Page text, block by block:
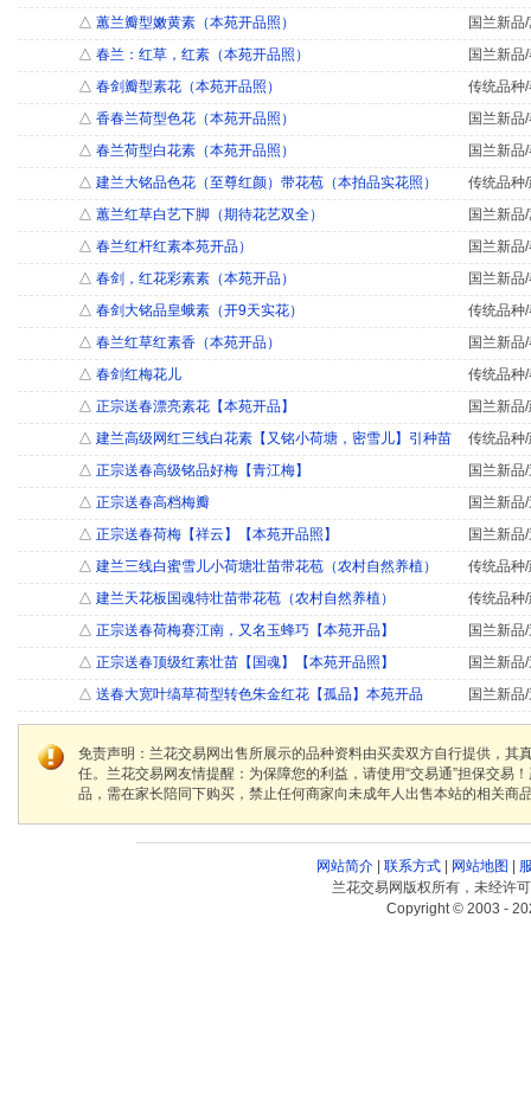
△ 蕙兰瓣型嫩黄素（本苑开品照）
国兰新品
△ 春兰：红草，红素（本苑开品照）
国兰新品
△ 春剑瓣型素花（本苑开品照）
传统品种
△ 香春兰荷型色花（本苑开品照）
国兰新品
△ 春兰荷型白花素（本苑开品照）
国兰新品
△ 建兰大铭品色花（至尊红颜）带花苞（本拍品实花照）
传统品种
△ 蕙兰红草白艺下脚（期待花艺双全）
国兰新品
△ 春兰红杆红素本苑开品）
国兰新品
△ 春剑，红花彩素素（本苑开品）
国兰新品
△ 春剑大铭品皇蛾素（开9天实花）
传统品种
△ 春兰红草红素香（本苑开品）
国兰新品
△ 春剑红梅花儿
传统品种
△ 正宗送春漂亮素花【本苑开品】
国兰新品
△ 建兰高级网红三线白花素【又铭小荷塘，密雪儿】引种苗
传统品种
△ 正宗送春高级铭品好梅【青江梅】
国兰新品
△ 正宗送春高档梅瓣
国兰新品
△ 正宗送春荷梅【祥云】【本苑开品照】
国兰新品
△ 建兰三线白蜜雪儿小荷塘壮苗带花苞（农村自然养植）
传统品种
△ 建兰天花板国魂特壮苗带花苞（农村自然养植）
传统品种
△ 正宗送春荷梅赛江南，又名玉蜂巧【本苑开品】
国兰新品
△ 正宗送春顶级红素壮苗【国魂】【本苑开品照】
国兰新品
△ 送春大宽叶缟草荷型转色朱金红花【孤品】本苑开品 国兰新品
免责声明：兰花交易网出售所展示的品种资料由买卖双方自行提供，
任。兰花交易网友情提醒：为保障您的利益，请使用“交易通”担保交
品，需在家长陪同下购买，禁止任何商家向未成年人出售本站的相关商
网站简介| 联系方式| 网站地图
兰花交易网版权所有，未经许
Copyright © 2003 -